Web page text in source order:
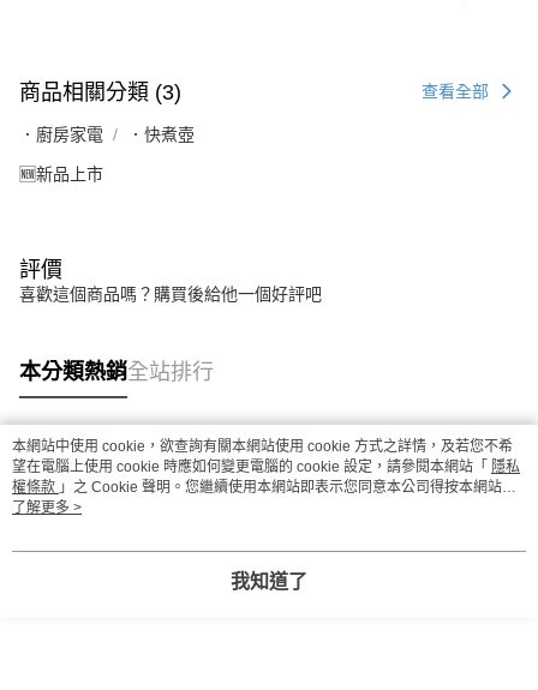
商品相關分類 (3) 查看全部
．廚房家電 ．快煮壺
🆕新品上市
評價
喜歡這個商品嗎？購買後給他一個好評吧
本分類熱銷全站排行
熱門標籤
本網站中使用 cookie，欲查詢有關本網站使用 cookie 方式之詳情，及若您不希
望在電腦上使用 cookie 時應如何變更電腦的 cookie 設定，請參閱本網站「 隱私
權條款 」之 Cookie 聲明。您繼續使用本網站即表示您同意本公司得按本網站使
用條款之 Cookie 聲明使用 cookie。
了解更多 >
我知道了